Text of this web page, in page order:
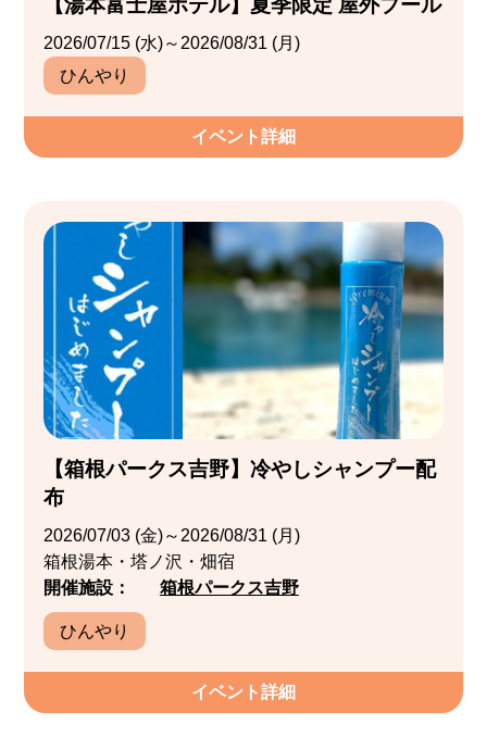
【湯本富士屋ホテル】夏季限定 屋外プール
2026/07/15 (水)～2026/08/31 (月)
ひんやり
イベント詳細
【箱根パークス吉野】冷やしシャンプー配
布
2026/07/03 (金)～2026/08/31 (月)
箱根湯本・塔ノ沢・畑宿
開催施設：
箱根パークス吉野
ひんやり
イベント詳細